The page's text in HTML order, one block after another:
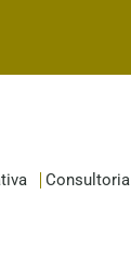
Consultoria